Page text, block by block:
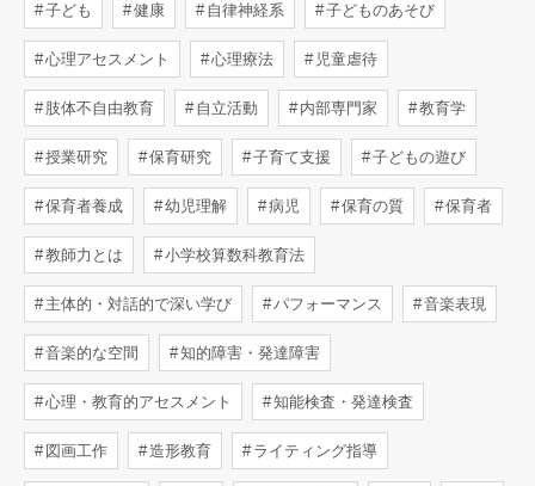
子ども 健康 自律神経系 子どものあそび
心理アセスメント 心理療法 児童虐待
肢体不自由教育 自立活動 内部専門家 教育学
授業研究 保育研究 子育て支援 子どもの遊び
保育者養成 幼児理解 病児 保育の質 保育者
教師力とは 小学校算数科教育法
主体的・対話的で深い学び パフォーマンス 音楽表現
音楽的な空間 知的障害・発達障害
心理・教育的アセスメント 知能検査・発達検査
図画工作 造形教育 ライティング指導